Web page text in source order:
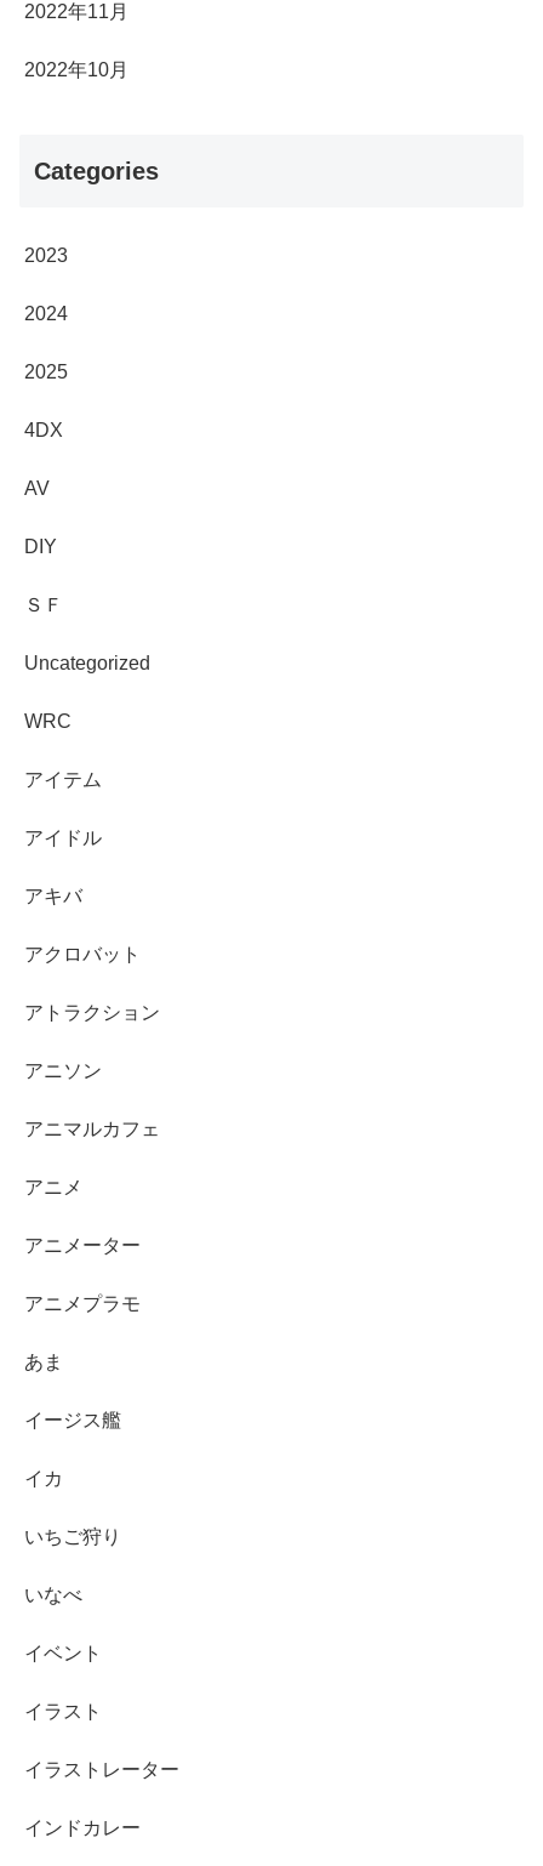
2022年11月
2022年10月
Categories
2023
2024
2025
4DX
AV
DIY
ＳＦ
Uncategorized
WRC
アイテム
アイドル
アキバ
アクロバット
アトラクション
アニソン
アニマルカフェ
アニメ
アニメーター
アニメプラモ
あま
イージス艦
イカ
いちご狩り
いなべ
イベント
イラスト
イラストレーター
インドカレー